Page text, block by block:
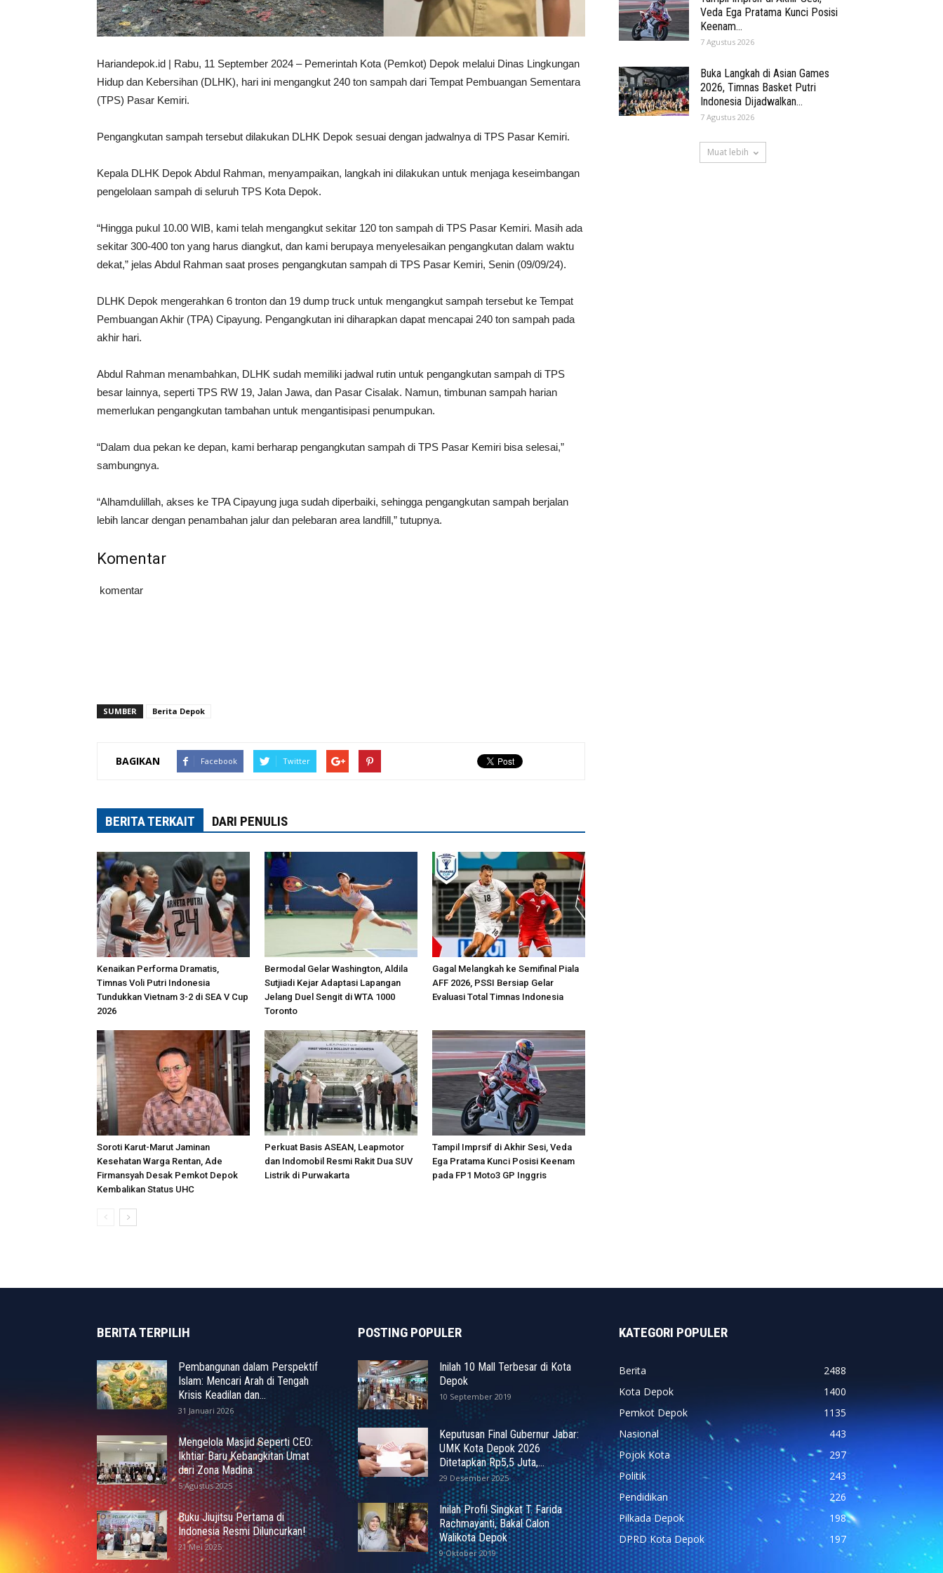
Hariandepok.id | Rabu, 11 September 2024 – Pemerintah Kota (Pemkot) Depok melalui Dinas Lingkungan
Hidup dan Kebersihan (DLHK), hari ini mengangkut 240 ton sampah dari Tempat Pembuangan Sementara
(TPS) Pasar Kemiri.
Pengangkutan sampah tersebut dilakukan DLHK Depok sesuai dengan jadwalnya di TPS Pasar Kemiri.
Kepala DLHK Depok Abdul Rahman, menyampaikan, langkah ini dilakukan untuk menjaga keseimbangan
pengelolaan sampah di seluruh TPS Kota Depok.
“Hingga pukul 10.00 WIB, kami telah mengangkut sekitar 120 ton sampah di TPS Pasar Kemiri. Masih ada
sekitar 300-400 ton yang harus diangkut, dan kami berupaya menyelesaikan pengangkutan dalam waktu
dekat,” jelas Abdul Rahman saat proses pengangkutan sampah di TPS Pasar Kemiri, Senin (09/09/24).
DLHK Depok mengerahkan 6 tronton dan 19 dump truck untuk mengangkut sampah tersebut ke Tempat
Pembuangan Akhir (TPA) Cipayung. Pengangkutan ini diharapkan dapat mencapai 240 ton sampah pada
akhir hari.
Abdul Rahman menambahkan, DLHK sudah memiliki jadwal rutin untuk pengangkutan sampah di TPS
besar lainnya, seperti TPS RW 19, Jalan Jawa, dan Pasar Cisalak. Namun, timbunan sampah harian
memerlukan pengangkutan tambahan untuk mengantisipasi penumpukan.
“Dalam dua pekan ke depan, kami berharap pengangkutan sampah di TPS Pasar Kemiri bisa selesai,”
sambungnya.
“Alhamdulillah, akses ke TPA Cipayung juga sudah diperbaiki, sehingga pengangkutan sampah berjalan
lebih lancar dengan penambahan jalur dan pelebaran area landfill,” tutupnya.
Komentar
komentar
SUMBER Berita Depok
BAGIKAN Facebook Twitter
BERITA TERKAIT DARI PENULIS
Kenaikan Performa Dramatis,
Timnas Voli Putri Indonesia
Tundukkan Vietnam 3-2 di SEA V Cup
2026
Bermodal Gelar Washington, Aldila
Sutjiadi Kejar Adaptasi Lapangan
Jelang Duel Sengit di WTA 1000
Toronto
Gagal Melangkah ke Semifinal Piala
AFF 2026, PSSI Bersiap Gelar
Evaluasi Total Timnas Indonesia
Soroti Karut-Marut Jaminan
Kesehatan Warga Rentan, Ade
Firmansyah Desak Pemkot Depok
Kembalikan Status UHC
Perkuat Basis ASEAN, Leapmotor
dan Indomobil Resmi Rakit Dua SUV
Listrik di Purwakarta
Tampil Imprsif di Akhir Sesi, Veda
Ega Pratama Kunci Posisi Keenam
pada FP1 Moto3 GP Inggris
Veda Ega Pratama Kunci Posisi
Keenam...
7 Agustus 2026
Buka Langkah di Asian Games
2026, Timnas Basket Putri
Indonesia Dijadwalkan...
7 Agustus 2026
Muat lebih
BERITA TERPILIH
Pembangunan dalam Perspektif
Islam: Mencari Arah di Tengah
Krisis Keadilan dan...
31 Januari 2026
Mengelola Masjid Seperti CEO:
Ikhtiar Baru Kebangkitan Umat
dari Zona Madina
5 Agustus 2025
Buku Jiujitsu Pertama di
Indonesia Resmi Diluncurkan!
21 Mei 2025
POSTING POPULER
Inilah 10 Mall Terbesar di Kota
Depok
10 September 2019
Keputusan Final Gubernur Jabar:
UMK Kota Depok 2026
Ditetapkan Rp5,5 Juta,...
29 Desember 2025
Inilah Profil Singkat T. Farida
Rachmayanti, Bakal Calon
Walikota Depok
9 Oktober 2019
KATEGORI POPULER
Berita
2488
Kota Depok
1400
Pemkot Depok
1135
Nasional
443
Pojok Kota
297
Politik
243
Pendidikan
226
Pilkada Depok
198
DPRD Kota Depok
197